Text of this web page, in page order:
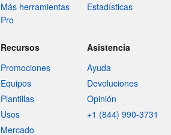
Más herramientas
Pro
Estadísticas
Recursos
Promociones
Equipos
Plantillas
Usos
Mercado
Asistencia
Ayuda
Devoluciones
Opinión
+1 (844) 990-3731